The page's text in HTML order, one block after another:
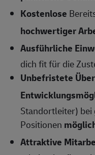
Kostenlose
hochwertiger
Ausführliche
dich fit für die
Unbefristete
Standortleiter) bei
Positionen
Attraktive